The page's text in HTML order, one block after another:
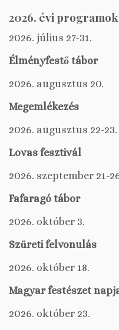
2026. évi programok
2026. július 27-31.
Élményfestő tábor
2026. augusztus 20.
Megemlékezés
2026. augusztus 22-23.
Lovas fesztivál
2026. szeptember 21-
Fafaragó tábor
2026. október 3.
Szüreti felvonulás
2026. október 18.
Magyar festészet
2026. október 23.